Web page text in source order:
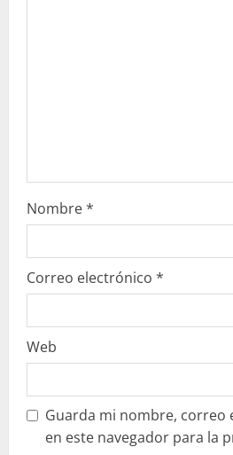
Nombre*
Correo electrónico *
Web
Guarda mi nombre, correo
en este navegador para la